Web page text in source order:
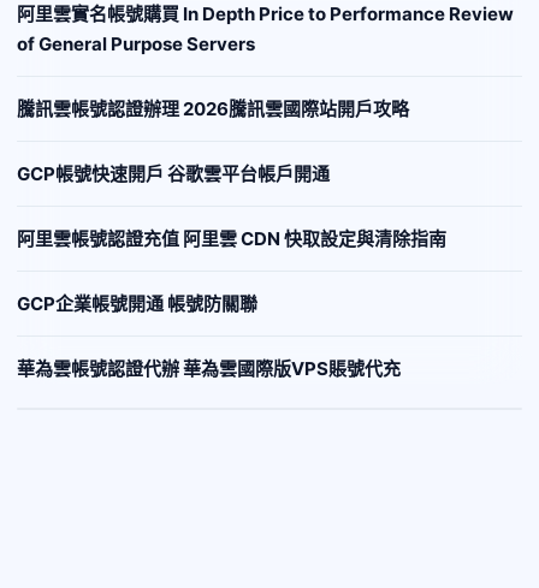
阿里雲實名帳號購買 In Depth Price to Performance Review
of General Purpose Servers
騰訊雲帳號認證辦理 2026騰訊雲國際站開戶攻略
GCP帳號快速開戶 谷歌雲平台帳戶開通
阿里雲帳號認證充值 阿里雲 CDN 快取設定與清除指南
GCP企業帳號開通 帳號防關聯
華為雲帳號認證代辦 華為雲國際版VPS賬號代充